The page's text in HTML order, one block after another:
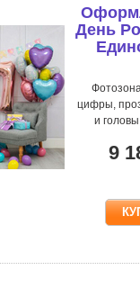
День
цифры,
и
9